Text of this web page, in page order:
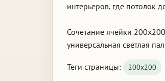
интерьеров, где потолок
Сочетание ячейки
универсальная светлая
Теги страницы: 200х200